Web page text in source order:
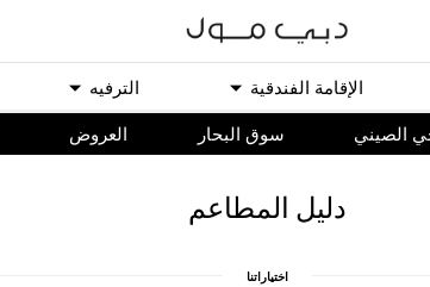
اﻹﻗﺎﻣﺔ اﻟﻔﻨﺪﻗﻴﺔ اﻟﺘﺮﻓﻴﻪ
الصيني سوق البحار اﻟﻌﺮﻭﺽ
ﺩﻟﻴﻞ اﻟﻤﻄﺎﻋﻢ
اﺧﺘﻴﺎﺭاﺗﻨﺎ